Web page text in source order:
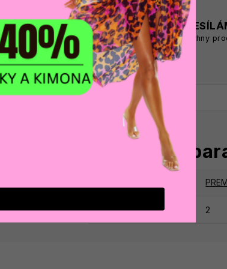
DOPRAVA ZDARMA
na adresu nebo pobočku
Zásilkovny
všechny
Doplňkové
Záruka: 2